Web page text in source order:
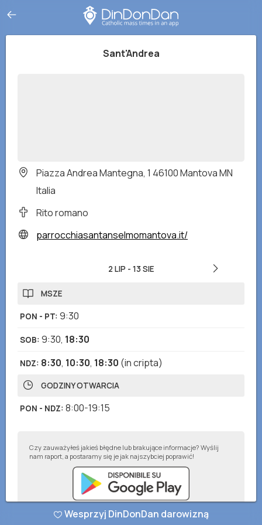
Sant'Andrea
Piazza Andrea Mantegna, 1 46100 Mantova MN
Italia
Rito romano
parrocchiasantanselmomantova.it/
2 LIP - 13 SIE
MSZE
PON - PT: 9:30
SOB: 9:30, 18:30
NDZ: 8:30, 10:30, 18:30 (in cripta)
GODZINY OTWARCIA
PON - NDZ: 8:00-19:15
Czy zauważyłeś jakieś błędne lub brakujące informacje? Wyślij
nam raport, a postaramy się je jak najszybciej poprawić!
Wesprzyj DinDonDan darowizną